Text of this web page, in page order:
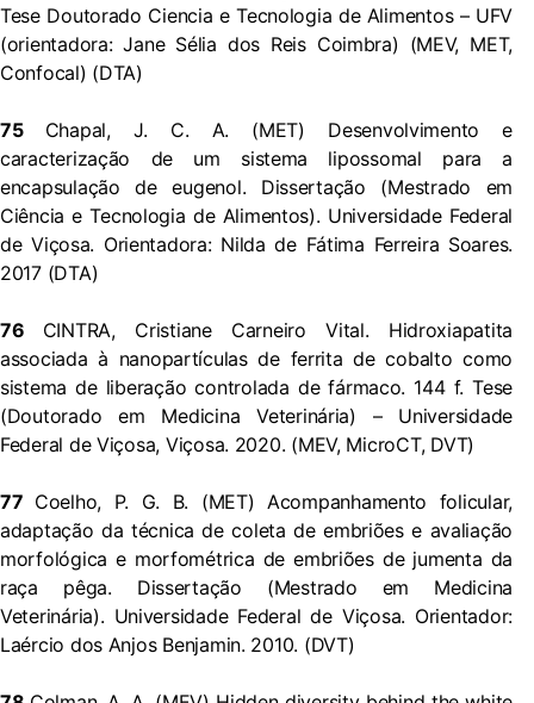
Tese Doutorado Ciencia e Tecnologia de Alimentos – UFV
(orientadora: Jane Sélia dos Reis Coimbra) (MEV, MET,
Confocal) (DTA)
75 Chapal, J. C. A. (MET) Desenvolvimento e
caracterização de um sistema lipossomal para a
encapsulação de eugenol. Dissertação (Mestrado em
Ciência e Tecnologia de Alimentos). Universidade Federal
de Viçosa. Orientadora: Nilda de Fátima Ferreira Soares.
2017 (DTA)
76 CINTRA, Cristiane Carneiro Vital. Hidroxiapatita
associada à nanopartículas de ferrita de cobalto como
sistema de liberação controlada de fármaco. 144 f. Tese
(Doutorado em Medicina Veterinária) – Universidade
Federal de Viçosa, Viçosa. 2020. (MEV, MicroCT, DVT)
77 Coelho, P. G. B. (MET) Acompanhamento folicular,
adaptação da técnica de coleta de embriões e avaliação
morfológica e morfométrica de embriões de jumenta da
raça pêga. Dissertação (Mestrado em Medicina
Veterinária). Universidade Federal de Viçosa. Orientador:
Laércio dos Anjos Benjamin. 2010. (DVT)